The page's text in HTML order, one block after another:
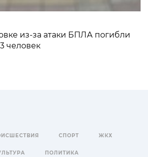
из-за атаки БПЛА погибли
человек
СПОРТ ЖКХ
ПОЛИТИКА